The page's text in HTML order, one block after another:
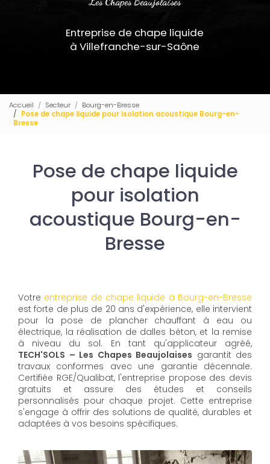
Entreprise de chape liquide
à Villefranche-sur-Saône
Accueil Secteur
Bourg-en-Bresse
Pose de chape liquide pour isolation acoustique Bourg-en-
Bresse
Pose de chape liquide
pour isolation
acoustique Bourg-en-
Bresse
Votre entreprise de chape liquide à Bourg-en-Bresse
est forte de plus de 20 ans d'expérience, elle intervient
pour la pose de plancher chauffant à eau ou
électrique, la réalisation de dalles béton, et la remise
à niveau du sol. En tant qu'applicateur agréé,
TECH'SOLS – Les Chapes Beaujolaises garantit des
travaux conformes avec une garantie décennale.
Certifiée RGE/Qualibat, l'entreprise propose des devis
gratuits et assure des études et conseils
personnalisés pour chaque projet. Cette entreprise
s'engage à offrir des solutions de qualité, durables et
adaptées à vos besoins spécifiques.